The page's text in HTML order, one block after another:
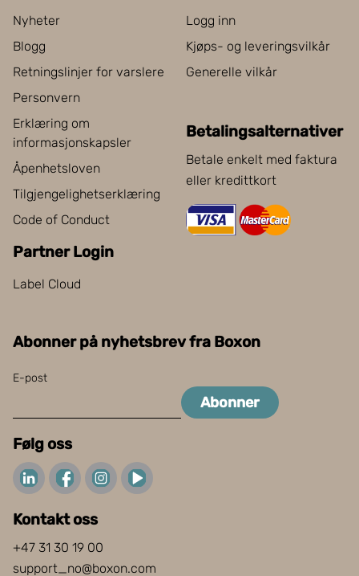
Nyheter
Blogg
Retningslinjer for varslere
Personvern
Erklæring om
informasjonskapsler
Åpenhetsloven
Tilgjengelighetserklæring
Code of Conduct
Partner Login
Label Cloud
Logg inn
Kjøps- og leveringsvilkår
Generelle vilkår
Betalingsalternativer
Betale enkelt med faktura
eller kredittkort
Abonner på nyhetsbrev fra Boxon
E-post
Abonner
Følg oss
Kontakt oss
+47 31 30 19 00
support_no@boxon.com